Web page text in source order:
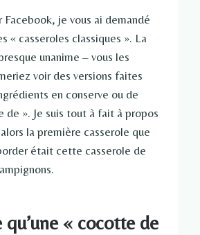
Facebook, je vous ai demandé
« casseroles classiques ». La
unanime – vous les
voir des versions faites
en conserve ou de
de ». Je suis tout à fait à propos
la première casserole que
était cette casserole de
qu’une « cocotte de